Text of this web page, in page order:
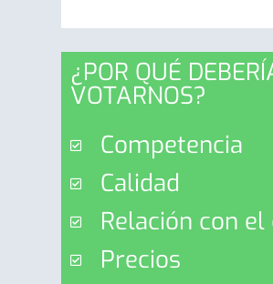
¿POR QUÉ
VOTARNOS?
Competencia
Calidad
Relación con
Precios